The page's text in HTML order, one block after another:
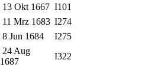
13 Okt 1667 I101
11 Mrz 1683 I274
8 Jun 1684
I275
24 Aug
1687
I322